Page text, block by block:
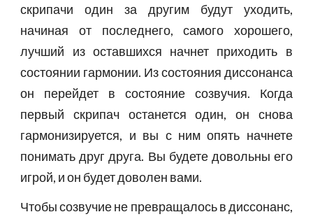
скрипачи один за другим будут уходить,
начиная от последнего, самого хорошего,
лучший из оставшихся начнет приходить в
состоянии гармонии. Из состояния диссонанса
он перейдет в состояние созвучия. Когда
первый скрипач останется один, он снова
гармонизируется, и вы с ним опять начнете
понимать друг друга. Вы будете довольны его
игрой, и он будет доволен вами.
Чтобы созвучие не превращалось в диссонанс,